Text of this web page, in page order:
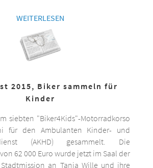
WEITERLESEN
2015, Biker sammeln für
Kinder
siebten "Biker4Kids"-Motorradkorso
für den Ambulanten Kinder- und
(AKHD) gesammelt. Die
62 000 Euro wurde jetzt im Saal der
an Tanja Wille und ihre